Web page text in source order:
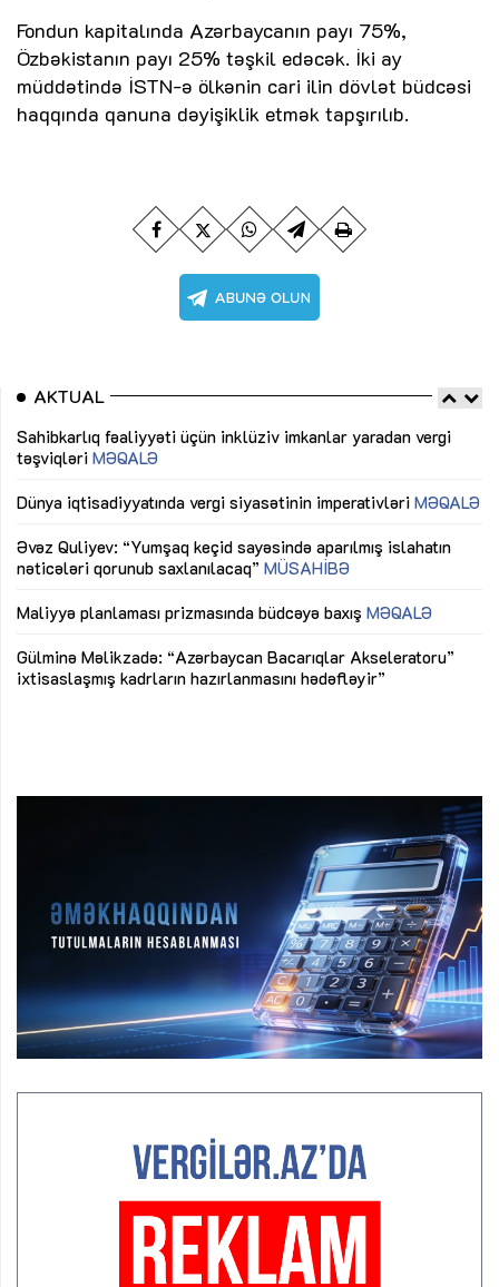
Fondun kapitalında Azərbaycanın payı 75%,
Özbəkistanın payı 25% təşkil edəcək. İki ay
müddətində İSTN-ə ölkənin cari ilin dövlət büdcəsi
haqqında qanuna dəyişiklik etmək tapşırılıb.
AKTUAL
Sahibkarlıq fəaliyyəti üçün inklüziv imkanlar yaradan vergi
təşviqləri MƏQALƏ
Dünya iqtisadiyyatında vergi siyasətinin imperativləri MƏQALƏ
Əvəz Quliyev: “Yumşaq keçid sayəsində aparılmış islahatın
nəticələri qorunub saxlanılacaq” MÜSAHİBƏ
Maliyyə planlaması prizmasında büdcəyə baxış MƏQALƏ
Gülminə Məlikzadə: “Azərbaycan Bacarıqlar Akseleratoru”
ixtisaslaşmış kadrların hazırlanmasını hədəfləyir”